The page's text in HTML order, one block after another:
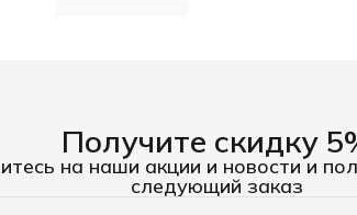
Получите скидку
на наши акции и новости и
следующий заказ